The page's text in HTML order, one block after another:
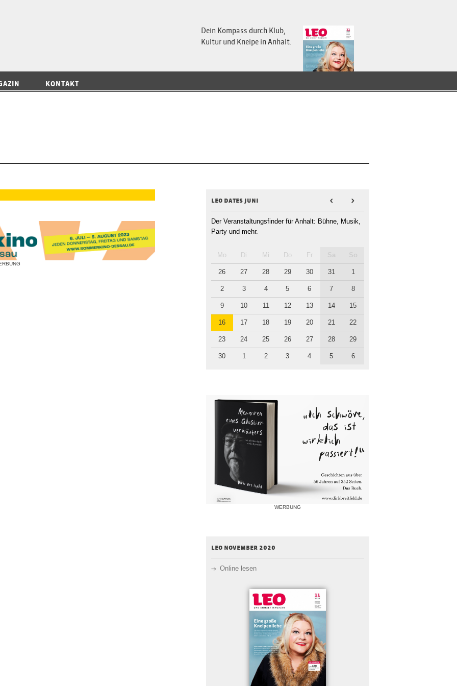
Dein Kompass durch Klub,
Kultur und Kneipe in Anhalt.
KONTAKT
leo dates juni < >
Der Veranstaltungsfinder für Anhalt: Bühne, Musik,
Party und mehr.
Mo Di Mi Do Fr
26 27 28 29 30 31 1
2 3 4 5 6 7 8
9 10 11 12 13 14 15
16 17 18 19 20 21 22
23 24 25 26 27 28 29
30 1 2 3 4 5 6
WERBUNG
leo november 2020
Online lesen